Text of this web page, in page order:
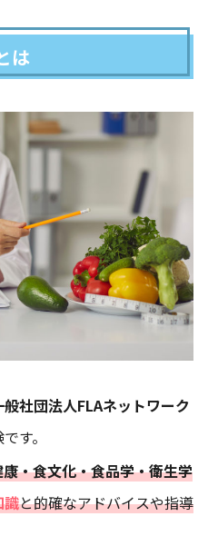
は
般社団法人FLAネットワーク
す。
・食文化・食品学・衛生学
識と的確なアドバイスや指導